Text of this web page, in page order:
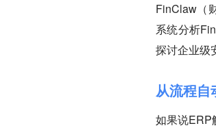
FinClaw（
系统分析
探讨企业级
从流程自
如果说ERP